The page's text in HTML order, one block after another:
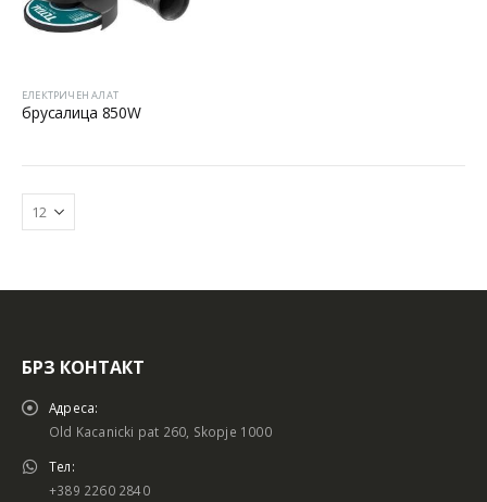
ЕЛЕКТРИЧЕН АЛАТ
брусалица 850W
Батериски сет
БРЗ КОНТАКТ
Адреса:
Old Kacanicki pat 260, Skopje 1000
Тел:
+389 2260 2840